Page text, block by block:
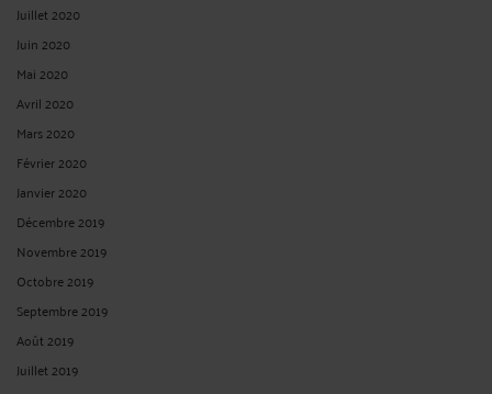
Juillet 2020
Juin 2020
Mai 2020
Avril 2020
Mars 2020
Février 2020
Janvier 2020
Décembre 2019
Novembre 2019
Octobre 2019
Septembre 2019
Août 2019
Juillet 2019